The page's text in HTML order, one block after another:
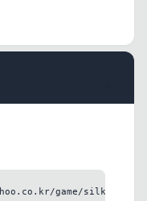
game/silkroad/